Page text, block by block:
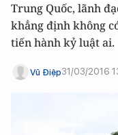
Trung Quốc, lãnh
khẳng định không
tiến hành kỷ luật ai.
Vũ Điệp31/03/2016